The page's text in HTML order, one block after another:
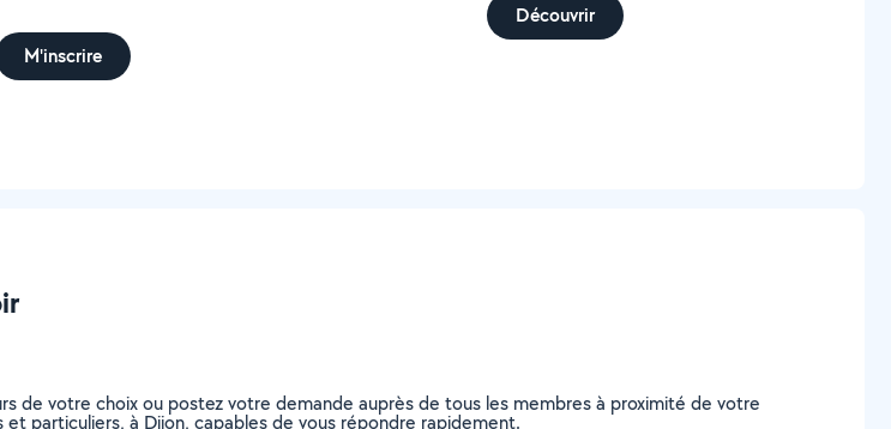
M'inscrire
Découvrir
de votre choix ou postez votre demande auprès de tous les membres à proximité de votre
particuliers, à Dijon, capables de vous répondre rapidement.